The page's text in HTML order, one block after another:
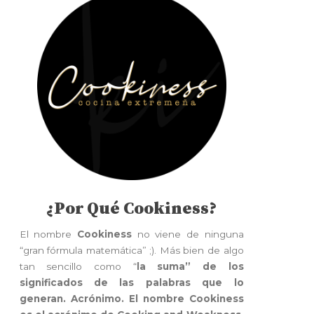
¿Por Qué Cookiness?
El nombre Cookinessno viene de ninguna
“gran fórmula matemática” ;). Más bien de algo
tan sencillo como “la suma” de los
significados de las palabras que lo
generan. Acrónimo. El nombre Cookiness